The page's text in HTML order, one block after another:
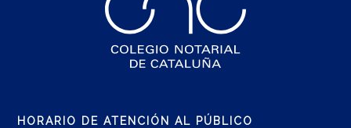
HORARIO DE ATENCIÓN AL PÚBLICO